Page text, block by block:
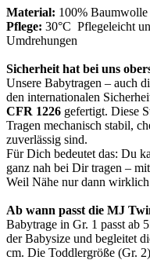
Material: 100%
Pflege: 30°C Pflegeleicht
Umdrehungen
Sicherheit hat bei uns
Unsere Babytragen – auch
den internationalen
CFR 1226 gefertigt. Diese
Tragen mechanisch stabil,
zuverlässig sind.
Für Dich bedeutet das: Du
ganz nah bei Dir tragen –
Weil Nähe nur dann
Ab wann passt die MJ
Babytrage in Gr. 1 passt ab
der Babysize und begleitet
cm. Die Toddlergröße (Gr.